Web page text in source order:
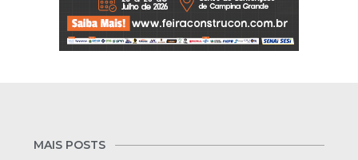
MAIS POSTS